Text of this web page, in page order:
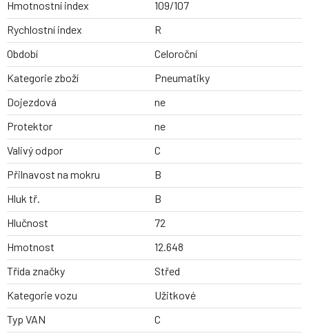
Hmotnostní index
109/107
Rychlostní index
R
Období
Celoroční
Kategorie zboží
Pneumatiky
Dojezdová
ne
Protektor
ne
Valivý odpor
C
Přilnavost na mokru
B
Hluk tř.
B
Hlučnost
72
Hmotnost
12.648
Třída značky
Střed
Kategorie vozu
Užitkové
Typ VAN
C